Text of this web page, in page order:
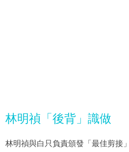
林明禎「後背」識做
林明禎與白只負責頒發「最佳剪接